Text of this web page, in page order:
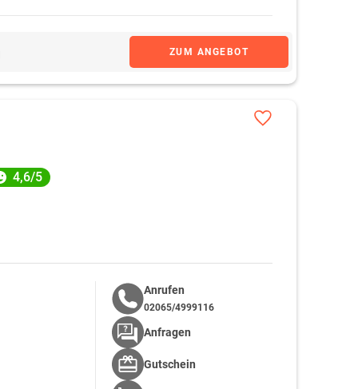
ZUM ANGEBOT
4,6/5
Anrufen
02065/4999116
Anfragen
Gutschein